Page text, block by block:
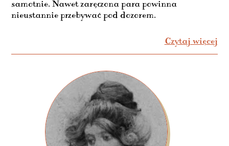
samotnie. Nawet zaręczona para powinna
nieustannie przebywać pod dozorem.
Czytaj więcej